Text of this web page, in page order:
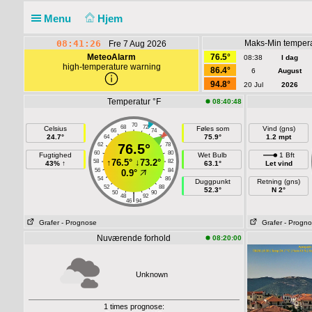
Menu Hjem
08:41:27
Fre 7 Aug 2026
MeteoAlarm
high-temperature warning
Maks-Min
76.5°
08:38 I dag
86.4°
6 August
94.8°
20 Jul 2026
Temperatur °F 08:40:48
Celsius
24.7°
Fugtighed
43% ↑
70
68 72
66
74
64
76
62
78
60
80
58
82
56
84
54
86
52
88
50
90
48 92
|
46 94
76.5°
↑76.5° ↓73.2°
0.9°
Føles som
75.9°
Wet Bulb
63.1°
Duggpunkt
52.3°
Grafer - Prognose
Vind (gns)
1.2 mpt
1 Bft
Let vind
Retning (gns)
N 2°
Grafer -
Nuværende forhold 08:20:00
Unknown
1 times prognose: